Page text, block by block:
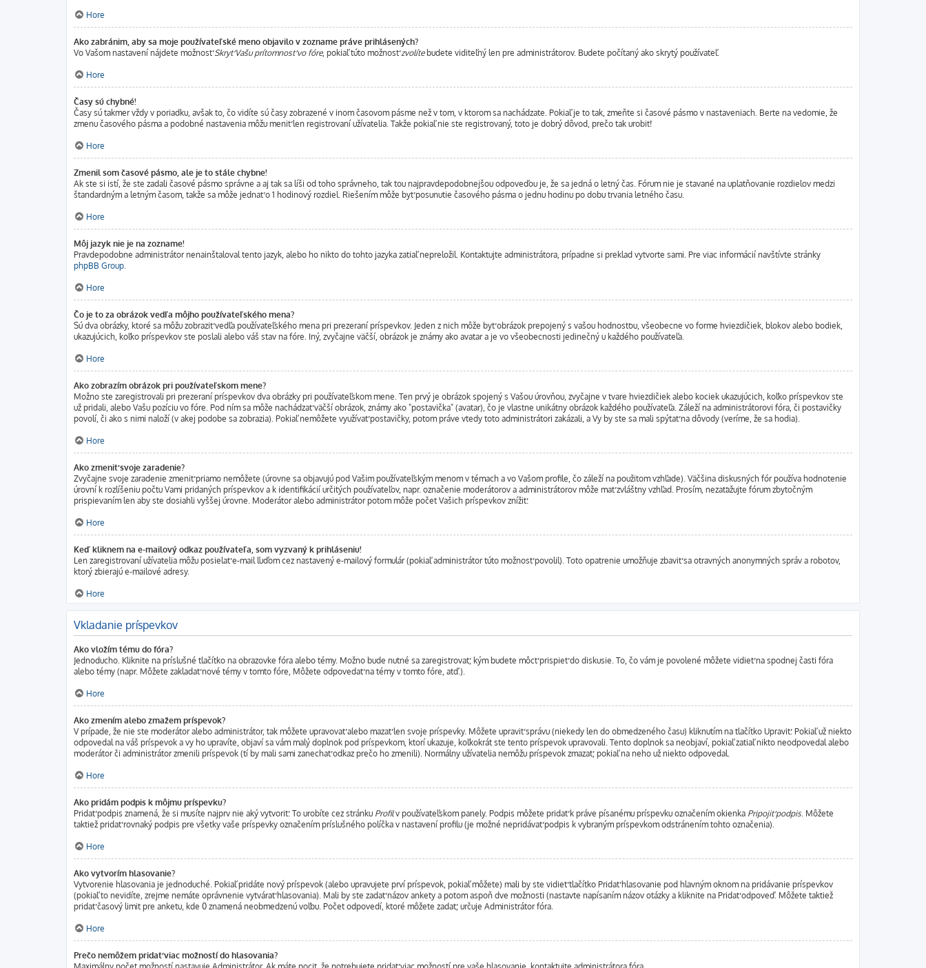
Hore
Ako zabránim, aby sa moje používateľské meno objavilo v zozname práve prihlásených?
Vo Vašom nastavení nájdete možnosťSkryť Vašu prítomnosť vo fóre, pokiaľ túto možnosťzvolítebudete viditeľný len pre administrátorov. Budete počítaný ako skrytý používateľ.
Hore
Časy sú chybné!
Časy sú takmer vždy v poriadku, avšak to, čo vidíte sú časy zobrazené v inom časovom pásme než v tom, v ktorom sa nachádzate. Pokiaľ je to tak, zmeňte si časové pásmo v nastaveniach. Berte na vedomie, že
zmenu časového pásma a podobné nastavenia môžu meniť len registrovaní užívatelia. Takže pokiaľ nie ste registrovaný, toto je dobrý dôvod, prečo tak urobiť!
Hore
Zmenil som časové pásmo, ale je to stále chybne!
Ak ste si istí, že ste zadali časové pásmo správne a aj tak sa líši od toho správneho, tak tou najpravdepodobnejšou odpoveďou je, že sa jedná o letný čas. Fórum nie je stavané na uplatňovanie rozdielov medzi
štandardným a letným časom, takže sa môže jednať o 1 hodinový rozdiel. Riešením môže byť posunutie časového pásma o jednu hodinu po dobu trvania letného času.
Hore
Môj jazyk nie je na zozname!
Pravdepodobne administrátor nenainštaloval tento jazyk, alebo ho nikto do tohto jazyka zatiaľ nepreložil. Kontaktujte administrátora, prípadne si preklad vytvorte sami. Pre viac informácií navštívte stránky
phpBB Group
Hore
Čo je to za obrázok vedľa môjho používateľského mena?
Sú dva obrázky, ktoré sa môžu zobraziť vedľa používateľského mena pri prezeraní príspevkov. Jeden z nich môže byť obrázok prepojený s vašou hodnosťou, všeobecne vo forme hviezdičiek, blokov alebo bodiek,
ukazujúcich, koľko príspevkov ste poslali alebo váš stav na fóre. Iný, zvyčajne väčší, obrázok je známy ako avatar a je vo všeobecnosti jedinečný u každého používateľa.
Hore
Ako zobrazím obrázok pri používateľskom mene?
Možno ste zaregistrovali pri prezeraní príspevkov dva obrázky pri používateľskom mene. Ten prvý je obrázok spojený s Vašou úrovňou, zvyčajne v tvare hviezdičiek alebo kociek ukazujúcich, koľko príspevkov ste
už pridali, alebo Vašu pozíciu vo fóre. Pod ním sa môže nachádzať väčší obrázok, známy ako "postavička" (avatar), čo je vlastne unikátny obrázok každého používateľa. Záleží na administrátorovi fóra, či postavičky
povolí, či ako s nimi naloží (v akej podobe sa zobrazia). Pokiaľ nemôžete využívať postavičky, potom práve vtedy toto administrátori zakázali, a Vy by ste sa mali spýtať na dôvody (veríme, že sa hodia).
Hore
Ako zmeniť svoje zaradenie?
Zvyčajne svoje zaradenie zmeniť priamo nemôžete (úrovne sa objavujú pod Vašim používateľským menom v témach a vo Vašom profile, čo záleží na použitom vzhľade). Väčšina diskusných fór používa hodnotenie
úrovní k rozlíšeniu počtu Vami pridaných príspevkov a k identifikácií určitých používateľov, napr. označenie moderátorov a administrátorov môže mať zvláštny vzhľad. Prosím, nezaťažujte fórum zbytočným
prispievaním len aby ste dosiahli vyššej úrovne. Moderátor alebo administrátor potom môže počet Vašich príspevkov znížiť.
Hore
Keď kliknem na e-mailový odkaz používateľa, som vyzvaný k prihláseniu!
Len zaregistrovaní užívatelia môžu posielať e-mail ľuďom cez nastavený e-mailový formulár (pokiaľ administrátor túto možnosť povolil). Toto opatrenie umožňuje zbaviť sa otravných anonymných správ a robotov,
ktorý zbierajú e-mailové adresy.
Hore
Vkladanie príspevkov
Ako vložím tému do fóra?
Jednoducho. Kliknite na príslušné tlačítko na obrazovke fóra alebo témy. Možno bude nutné sa zaregistrovať, kým budete môcť prispieť do diskusie. To, čo vám je povolené môžete vidieť na spodnej časti fóra
alebo témy (napr. Môžete zakladať nové témy v tomto fóre, Môžete odpovedať na témy v tomto fóre, atď.).
Hore
Ako zmením alebo zmažem príspevok?
V prípade, že nie ste moderátor alebo administrátor, tak môžete upravovať alebo mazať len svoje príspevky. Môžete upraviť správu (niekedy len do obmedzeného času) kliknutím na tlačítko Upraviť. Pokiaľ už niekto
odpovedal na váš príspevok a vy ho upravíte, objaví sa vám malý doplnok pod príspevkom, ktorí ukazuje, koľkokrát ste tento príspevok upravovali. Tento doplnok sa neobjaví, pokiaľ zatiaľ nikto neodpovedal alebo
moderátor či administrátor zmenili príspevok (tí by mali sami zanechať odkaz prečo ho zmenili). Normálny užívatelia nemôžu príspevok zmazať, pokiaľ na neho už niekto odpovedal.
Hore
Ako pridám podpis k môjmu príspevku?
Pridať podpis znamená, že si musíte najprv nie aký vytvoriť. To urobíte cez stránku Profilv používateľskom panely. Podpis môžete pridať k práve písanému príspevku označením okienka Pripojiť podpis . Môžete
taktiež pridať rovnaký podpis pre všetky vaše príspevky označením príslušného políčka v nastavení profilu (je možné nepridávať podpis k vybraným príspevkom odstránením tohto označenia).
Hore
Ako vytvorím hlasovanie?
Vytvorenie hlasovania je jednoduché. Pokiaľ pridáte nový príspevok (alebo upravujete prví príspevok, pokiaľ môžete) mali by ste vidieť tlačítko Pridať hlasovanie pod hlavným oknom na pridávanie príspevkov
(pokiaľ to nevidíte, zrejme nemáte oprávnenie vytvárať hlasovania). Mali by ste zadať názov ankety a potom aspoň dve možnosti (nastavte napísaním názov otázky a kliknite na Pridať odpoveď. Môžete taktiež
pridať časový limit pre anketu, kde 0 znamená neobmedzenú voľbu. Počet odpovedí, ktoré môžete zadať, určuje Administrátor fóra.
Hore
Prečo nemôžem pridať viac možností do hlasovania?